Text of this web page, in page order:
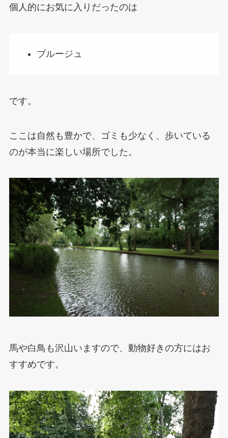
個人的にお気に入りだったのは
ブルージュ
です。
ここは自然も豊かで、ゴミも少なく、歩いている
のが本当に楽しい場所でした。
馬や白鳥も沢山いますので、動物好きの方にはお
すすめです。